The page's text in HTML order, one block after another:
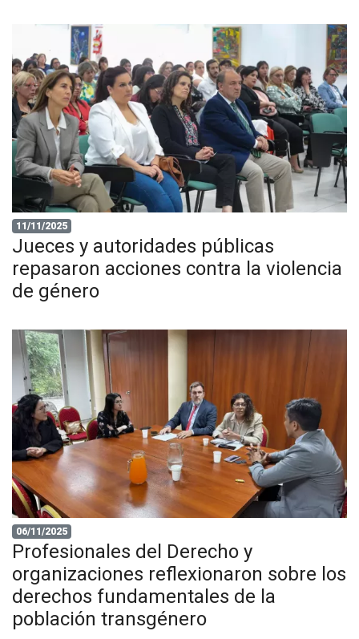
11/11/2025
Jueces y autoridades públicas
repasaron acciones contra la violencia
de género
06/11/2025
Profesionales del Derecho y
organizaciones reflexionaron sobre los
derechos fundamentales de la
población transgénero